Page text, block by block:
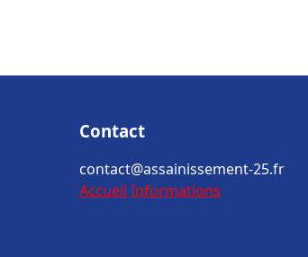
Contact
contact@assainissement-25.fr
Accueil Informations